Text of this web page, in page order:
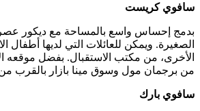
سافوي كريست
الصغيرة. ويمكن للعائلات التي لديها
من برجمان مول وسوق مينا بازار بالقرب
سافوي بارك